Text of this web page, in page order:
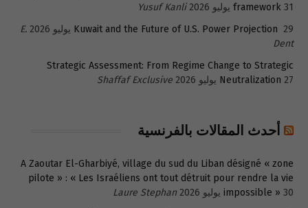
framework 31 يوليو 2026
Yusuf Kanli
Kuwait and the Future of U.S. Power Projection 29 يوليو 2026
E.
Dent
Strategic Assessment: From Regime Change to Strategic
Neutralization 27 يوليو 2026 Shaffaf Exclusive
أحدث المقالات بالفرنسية
A Zaoutar El-Gharbiyé, village du sud du Liban désigné « zone
pilote » : « Les Israéliens ont tout détruit pour rendre la vie
impossible » 30 يوليو 2026
Laure Stephan